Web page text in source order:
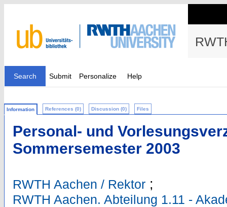
Search Submit Personalize Help
Information References (0) Discussion (0) Files
Personal- und
Sommersemester 2003
RWTH Aachen / Rektor ;
RWTH Aachen. Abteilung 1.11 -